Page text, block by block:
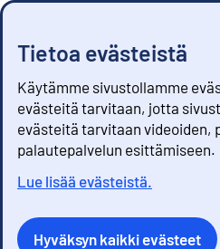
Tietoa evästeistä
Käytämme sivustollamme
evästeitä tarvitaan, jotta
evästeitä tarvitaan videoiden,
palautepalvelun esittämiseen.
Lue lisää evästeistä.
Hyväksyn kaikki evästeet